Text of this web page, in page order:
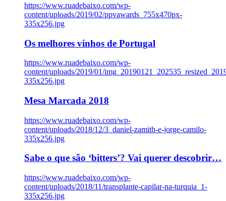
https://www.ruadebaixo.com/wp-
content/uploads/2019/02/ppvawards_755x470px-
335x256.jpg
Os melhores vinhos de Portugal
https://www.ruadebaixo.com/wp-
content/uploads/2019/01/
335x256.jpg
Mesa Marcada 2018
https://www.ruadebaixo.com/wp-
content/uploads/2018/12/3_daniel-zamith-e-jorge-camilo-
335x256.jpg
Sabe o que são ‘bitters’? Vai querer descobrir…
https://www.ruadebaixo.com/wp-
content/uploads/2018/11/transplante-capilar-na-turquia_1-
335x256.jpg